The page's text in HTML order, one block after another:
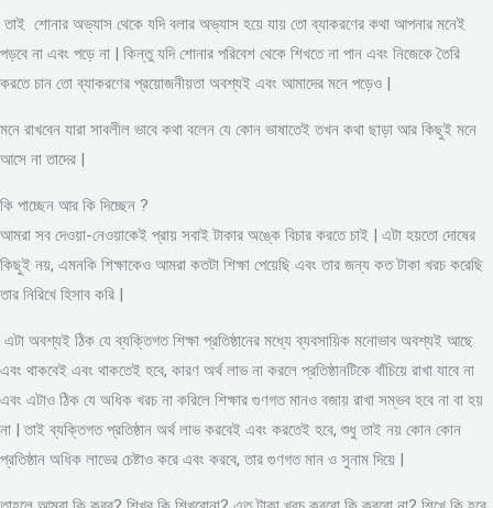
তাই শোনার অভ্যাস থেকে যদি বলার অভ্যাস হয়ে যায় তো ব্যাকরণের কথা আপনার মনেই
পড়বে না এবং পড়ে না | কিন্তু যদি শোনার পরিবেশ থেকে শিখতে না পান এবং নিজেকে তৈরি
করতে চান তো ব্যাকরণের প্রয়োজনীয়তা অবশ্যই এবং আমাদের মনে পড়েও |
মনে রাখবেন যারা সাবলীল ভাবে কথা বলেন যে কোন ভাষাতেই তখন কথা ছাড়া আর কিছুই মনে
আসে না তাদের |
কি পাচ্ছেন আর কি দিচ্ছেন ?
আমরা সব দেওয়া-নেওয়াকেই প্রায় সবাই টাকার অঙ্কে বিচার করতে চাই | এটা হয়তো দোষের
কিছুই নয়, এমনকি শিক্ষাকেও আমরা কতটা শিক্ষা পেয়েছি এবং তার জন্য কত টাকা খরচ করেছি
তার নিরিখে হিসাব করি |
এটা অবশ্যই ঠিক যে ব্যক্তিগত শিক্ষা প্রতিষ্ঠানের মধ্যে ব্যবসায়িক মনোভাব অবশ্যই আছে
এবং থাকবেই এবং থাকতেই হবে, কারণ অর্থ লাভ না করলে প্রতিষ্ঠানটিকে বাঁচিয়ে রাখা যাবে না
এবং এটাও ঠিক যে অধিক খরচ না করিলে শিক্ষার গুণগত মানও বজায় রাখা সম্ভব হবে না বা হয়
না | তাই ব্যক্তিগত প্রতিষ্ঠান অর্থ লাভ করবেই এবং করতেই হবে, শুধু তাই নয় কোন কোন
প্রতিষ্ঠান অধিক লাভের চেষ্টাও করে এবং করবে, তার গুণগত মান ও সুনাম দিয়ে |